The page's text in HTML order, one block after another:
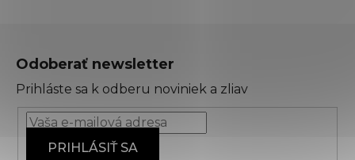
Odoberať newsletter
Prihláste sa k odberu noviniek a zliav
PRIHLÁSIŤ SA